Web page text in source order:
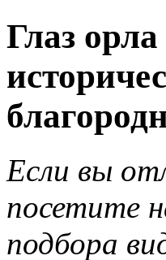
Глаз
Если вы
посетите
подбора